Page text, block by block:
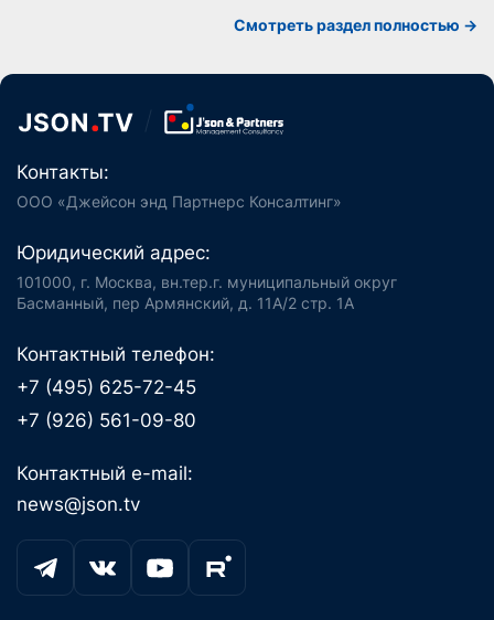
Смотреть раздел полностью ->
Контакты:
ООО «Джейсон энд Партнерс Консалтинг»
Юридический адрес:
101000, г. Москва, вн.тер.г. муниципальный округ
Басманный, пер Армянский, д. 11А/2 стр. 1А
Контактный телефон:
+7 (495) 625-72-45
+7 (926) 561-09-80
Контактный e-mail:
news@json.tv